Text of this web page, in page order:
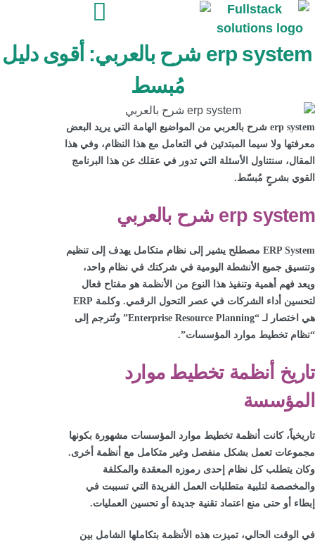
erp system شرح بالعربي: أقوى دليل
مُبسط
erp system شرح بالعربي من المواضيع الهامة التي يريد البعض
معرفتها ولا سيما المبتدئين في التعامل مع هذا النظام، وفي هذا
المقال، سنتناول الأسئلة التي تدور في عقلك عن هذا البرنامج
القوي بشرحٍ مُبسّط.
erp system شرح بالعربي
ERP System مصطلح يشير إلى نظام متكامل يهدف إلى تنظيم
وتنسيق جميع الأنشطة اليومية في شركتك في نظام واحد،
ويعد فهم أهمية وتنفيذ هذا النوع من الأنظمة هو مفتاح فعال
لتحسين أداء الشركات في عصر التحول الرقمي. وكلمة ERP
هي اختصار لـ “Enterprise Resource Planning” وتُترجم إلى
“نظام تخطيط موارد المؤسسات”.
تاريخ أنظمة تخطيط موارد
المؤسسة
تاريخياً، كانت أنظمة تخطيط موارد المؤسسات مشهورة بكونها
مجموعات تعمل بشكل منفصل وغير متكامل مع أنظمة أخرى.
وكان يتطلب كل نظام إحدى رموزه المعقدة والمكلفة
والمخصصة لتلبية متطلبات العمل الفريدة التي تسببت في
إبطاء أو حتى منع اعتماد تقنية جديدة أو تحسين العمليات.
في الوقت الحالي، تميزت هذه الأنظمة بتكاملها الشامل بين